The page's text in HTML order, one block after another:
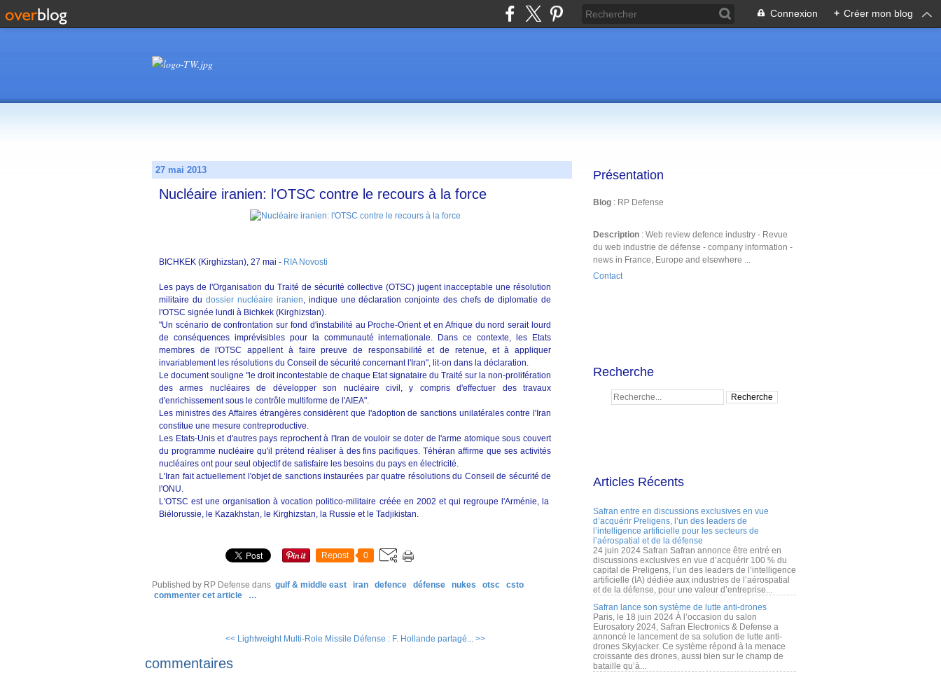
Connexion + Créer mon blog
27 mai 2013
Nucléaire iranien: l'OTSC contre le recours à la force
BICHKEK (Kirghizstan), 27 mai - RIA Novosti
Les pays de l'Organisation du Traité de sécurité collective (OTSC) jugent inacceptable une résolution
militaire du dossier nucléaire iranien, indique une déclaration conjointe des chefs de diplomatie de
l'OTSC signée lundi à Bichkek (Kirghizstan).
"Un scénario de confrontation sur fond d'instabilité au Proche-Orient et en Afrique du nord serait lourd
de conséquences imprévisibles pour la communauté internationale. Dans ce contexte, les Etats
membres de l'OTSC appellent à faire preuve de responsabilité et de retenue, et à appliquer
invariablement les résolutions du Conseil de sécurité concernant l'Iran", lit-on dans la déclaration.
Le document souligne "le droit incontestable de chaque Etat signataire du Traité sur la non-prolifération
des armes nucléaires de développer son nucléaire civil, y compris d'effectuer des travaux
d'enrichissement sous le contrôle multiforme de l'AIEA".
Les ministres des Affaires étrangères considèrent que l'adoption de sanctions unilatérales contre l'Iran
constitue une mesure contreproductive.
Les Etats-Unis et d'autres pays reprochent à l'Iran de vouloir se doter de l'arme atomique sous couvert
du programme nucléaire qu'il prétend réaliser à des fins pacifiques. Téhéran affirme que ses activités
nucléaires ont pour seul objectif de satisfaire les besoins du pays en électricité.
L'Iran fait actuellement l'objet de sanctions instaurées par quatre résolutions du Conseil de sécurité de
l'ONU.
L'OTSC est une organisation à vocation politico-militaire créée en 2002 et qui regroupe l'Arménie, la
Biélorussie, le Kazakhstan, le Kirghizstan, la Russie et le Tadjikistan.
Repost 0
Published by RP Defense dans gulf & middle east iran defence défense nukes otsc
csto
commenter cet article
…
<< Lightweight Multi-Role Missile Défense : F. Hollande partagé... >>
commentaires
Présentation
Blog : RP Defense
Description : Web review defence industry - Revue
du web industrie de défense - company information -
news in France, Europe and elsewhere ...
Contact
Recherche
Articles Récents
Safran entre en discussions exclusives en vue
d’acquérir Preligens, l’un des leaders de
l’intelligence artificielle pour les secteurs de
l’aérospatial et de la défense
24 juin 2024 Safran Safran annonce être entré en
discussions exclusives en vue d’acquérir 100 % du
capital de Preligens, l’un des leaders de l’intelligence
artificielle (IA) dédiée aux industries de l’aérospatial
et de la défense, pour une valeur d’entreprise...
Safran lance son système de lutte anti-drones
Paris, le 18 juin 2024 À l’occasion du salon
Eurosatory 2024, Safran Electronics & Defense a
annoncé le lancement de sa solution de lutte anti-
drones Skyjacker. Ce système répond à la menace
croissante des drones, aussi bien sur le champ de
bataille qu’à...